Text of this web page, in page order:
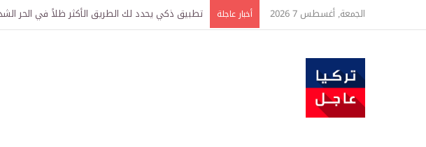
الجمعة, أغسطس 7 2026 أخبار عاجلة تركيا وسوريا توقعان اتفاقية لإنشاء “الجامعة